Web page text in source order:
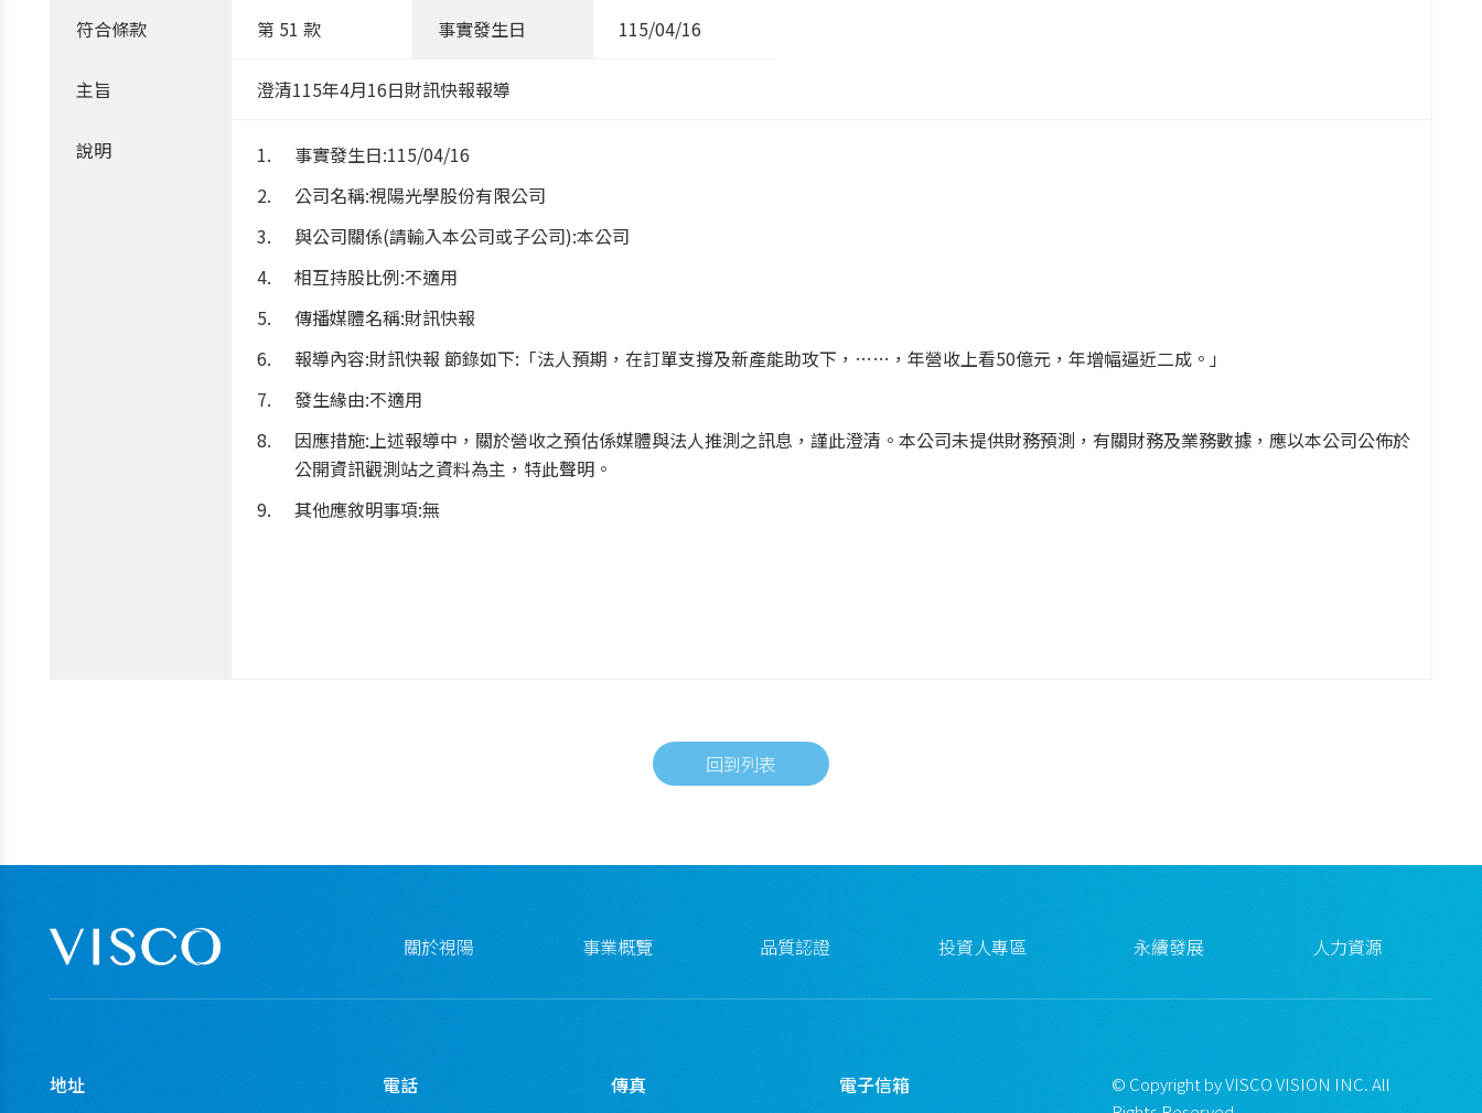
符合條款 第 51 款 事實發生日 115/04/16
主旨 澄清115年4月16日財訊快報報導
說明
事實發生日:115/04/16
公司名稱:視陽光學股份有限公司
與公司關係(請輸入本公司或子公司):本公司
相互持股比例:不適用
傳播媒體名稱:財訊快報
報導內容:財訊快報 節錄如下:「法人預期，在訂單支撐及新產能助攻下，……，年營收上看50億元，年增幅逼近二成。」
發生緣由:不適用
因應措施:上述報導中，關於營收之預估係媒體與法人推測之訊息，謹此澄清。本公司未提供財務預測，有關財務及業務數據，應以本公司公佈於
公開資訊觀測站之資料為主，特此聲明。
其他應敘明事項:無
回到列表
關於視陽 事業概覽 品質認證 投資人專區 永續發展 人力資源
地址 電話 傳真 電子信箱
© Copyright by VISCO VISION INC. All